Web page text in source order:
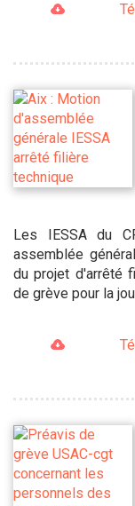
Les IESSA du
assemblée
du projet d'arrêté
de grève pour la